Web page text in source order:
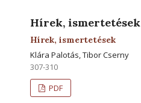
Hírek, ismertetések
Hírek, ismertetések
Klára Palotás, Tibor Cserny
307-310
PDF